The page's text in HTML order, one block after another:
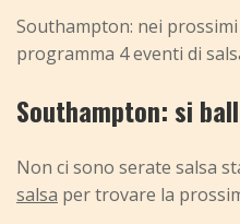
Southampton: nei
programma 4 eventi di
Southampton: si
Non ci sono serate salsa
salsa per trovare la